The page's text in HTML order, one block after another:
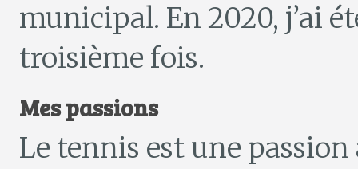
municipal. En 2020, j’ai
troisième fois.
Mes passions
Le tennis est une